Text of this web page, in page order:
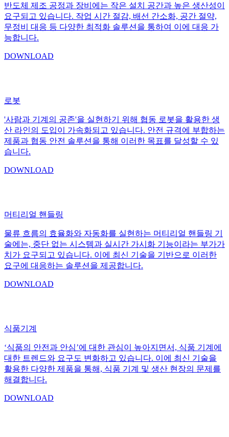
반도체 제조 공정과 장비에는 작은 설치 공간과 높은 생산성이
요구되고 있습니다. 작업 시간 절감, 배선 간소화, 공간 절약,
무정비 대응 등 다양한 최적화 솔루션을 통하여 이에 대응 가
능합니다.
DOWNLOAD
로봇
'사람과 기계의 공존'을 실현하기 위해 협동 로봇을 활용한 생
산 라인의 도입이 가속화되고 있습니다. 안전 규격에 부합하는
제품과 협동 안전 솔루션을 통해 이러한 목표를 달성할 수 있
습니다.
DOWNLOAD
머티리얼 핸들링
물류 흐름의 효율화와 자동화를 실현하는 머티리얼 핸들링 기
술에는, 중단 없는 시스템과 실시간 가시화 기능이라는 부가가
치가 요구되고 있습니다. 이에 최신 기술을 기반으로 이러한
요구에 대응하는 솔루션을 제공합니다.
DOWNLOAD
식품기계
‘식품의 안전과 안심’에 대한 관심이 높아지면서, 식품 기계에
대한 트렌드와 요구도 변화하고 있습니다. 이에 최신 기술을
활용한 다양한 제품을 통해, 식품 기계 및 생산 현장의 문제를
해결합니다.
DOWNLOAD